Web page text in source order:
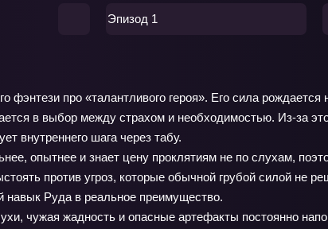
Эпизод 1
про «талантливого героя». Его сила рождается
в выбор между страхом и необходимостью. Из-за
внутреннего шага через табу.
опытнее и знает цену проклятиям не по слухам,
против угроз, которые обычной грубой силой не
навык Руда в реальное преимущество.
чужая жадность и опасные артефакты постоянно